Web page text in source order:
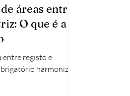
áreas entre
O que é a
entre registo e
harmonizar